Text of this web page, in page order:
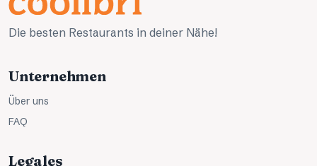
Die besten Restaurants in deiner Nähe!
Unternehmen
Über uns
FAQ
Legales